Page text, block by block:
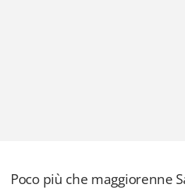
Poco più che maggiorenne